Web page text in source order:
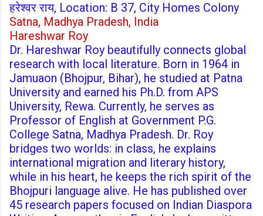
हरेश्वर राय, Location: B 37, City Homes Colony
Satna, Madhya Pradesh, India
Hareshwar Roy
Dr. Hareshwar Roy beautifully connects global
research with local literature. Born in 1964 in
Jamuaon (Bhojpur, Bihar), he studied at Patna
University and earned his Ph.D. from APS
University, Rewa. Currently, he serves as
Professor of English at Government P.G.
College Satna, Madhya Pradesh. Dr. Roy
bridges two worlds: in class, he explains
international migration and literary history,
while in his heart, he keeps the rich spirit of the
Bhojpuri language alive. He has published over
45 research papers focused on Indian Diaspora